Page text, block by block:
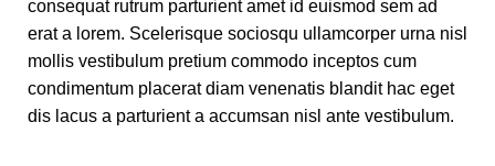
consequat rutrum parturient amet id euismod sem ad
erat a lorem. Scelerisque sociosqu ullamcorper urna nisl
mollis vestibulum pretium commodo inceptos cum
condimentum placerat diam venenatis blandit hac eget
dis lacus a parturient a accumsan nisl ante vestibulum.